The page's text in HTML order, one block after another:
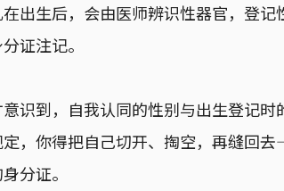
在出生后，会由医师辨识性器官，
证注记。
识到，自我认同的性别与出生登记
定，你得把自己切开、掏空，再缝回
分证。